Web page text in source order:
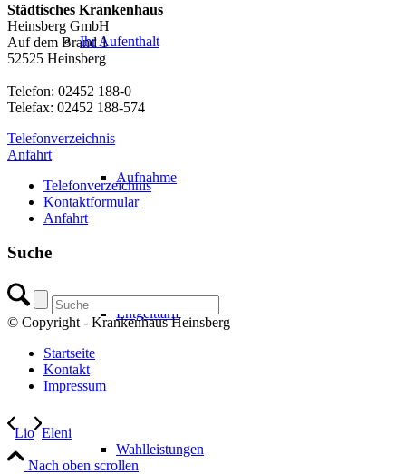
Ihr Aufenthalt
Aufnahme
Entgelttarif
Wahlleistungen
Städtisches Krankenhaus
Heinsberg GmbH
Auf dem Brand 1
52525 Heinsberg
Telefon: 02452 188-0
Telefax: 02452 188-574
Telefonverzeichnis
Anfahrt
Telefonverzeichnis
Kontaktformular
Anfahrt
Suche
© Copyright - Krankenhaus Heinsberg
Startseite
Kontakt
Impressum
Lio Eleni
Nach oben scrollen